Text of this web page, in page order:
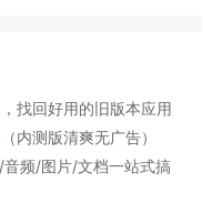
找回好用的旧版本应用
内测版清爽无广告）
频/图片/文档一站式搞